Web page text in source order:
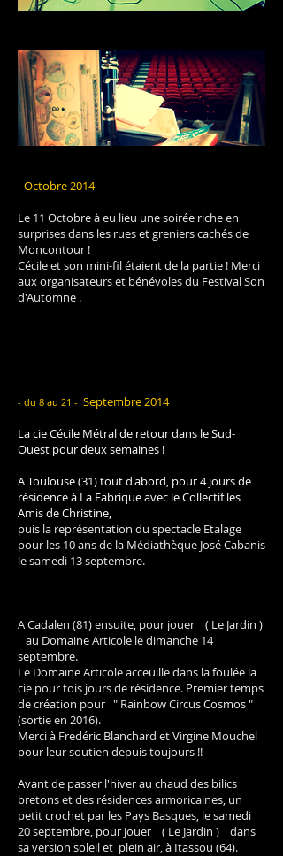
- Octobre 2014 -
Le 11 Octobre à eu lieu une soirée riche en
surprises dans les rues et greniers cachés de
Moncontour !
Cécile et son mini-fil étaient de la partie ! Merci
aux organisateurs et bénévoles du Festival Son
d'Automne .
- du 8 au 21 - Septembre 2014
La cie Cécile Métral de retour dans le Sud-
Ouest pour deux semaines !
A Toulouse (31) tout d'abord, pour 4 jours de
résidence à La Fabrique avec le Collectif les
Amis de Christine,
puis la représentation du spectacle Etalage
pour les 10 ans de la Médiathèque José Cabanis
le samedi 13 septembre.
A Cadalen (81) ensuite, pour jouer ( Le Jardin )
au Domaine Articole le dimanche 14
septembre.
Le Domaine Articole acceuille dans la foulée la
cie pour tois jours de résidence. Premier temps
de création pour " Rainbow Circus Cosmos "
(sortie en 2016).
Merci à Fredéric Blanchard et Virgine Mouchel
pour leur soutien depuis toujours !!
Avant de passer l'hiver au chaud des bilics
bretons et des résidences armoricaines, un
petit crochet par les Pays Basques, le samedi
20 septembre, pour jouer ( Le Jardin ) dans
sa version soleil et plein air, à Itassou (64).